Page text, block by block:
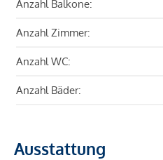
Anzahl Balkone:
Anzahl Zimmer:
Anzahl WC:
Anzahl Bäder:
Ausstattung